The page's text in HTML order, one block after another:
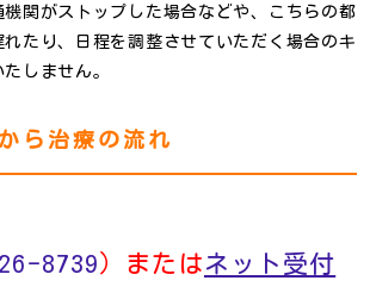
関がストップした場合などや、こちらの都
たり、日程を調整させていただく場合のキ
しません。
ら治療の流れ
8739）またはネット受付